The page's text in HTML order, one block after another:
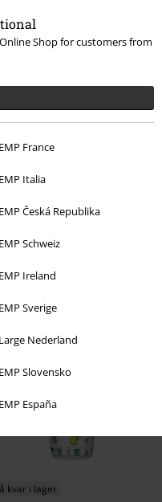
Shop for customers from
EMP France
EMP Italia
EMP Česká Republika
EMP Schweiz
EMP Ireland
EMP Sverige
Large Nederland
EMP Slovensko
EMP España
Få kvar i lager
& Gyarados
kvar i lager